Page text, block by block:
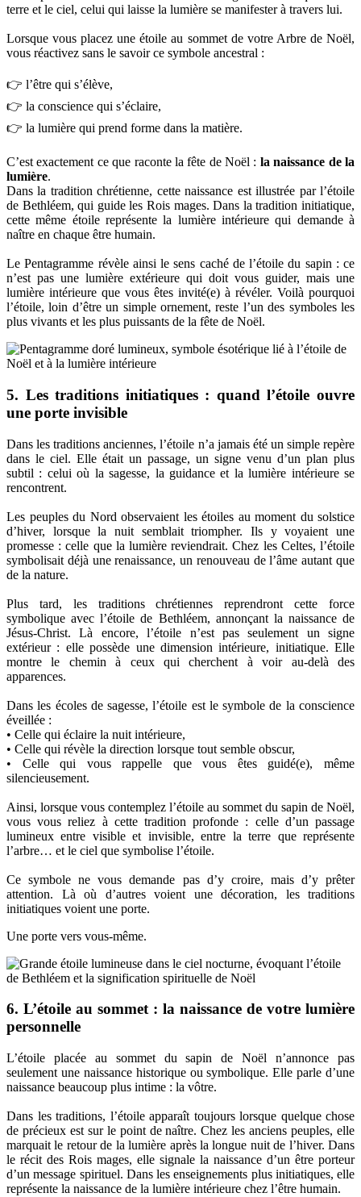
terre et le ciel, celui qui laisse la lumière se manifester à travers lui.
Lorsque vous placez une étoile au sommet de votre Arbre de Noël,
vous réactivez sans le savoir ce symbole ancestral :
👉 l’être qui s’élève,
👉 la conscience qui s’éclaire,
👉 la lumière qui prend forme dans la matière.
C’est exactement ce que raconte la fête de Noël : la naissance de la
lumière.
Dans la tradition chrétienne, cette naissance est illustrée par l’étoile
de Bethléem, qui guide les Rois mages. Dans la tradition initiatique,
cette même étoile représente la lumière intérieure qui demande à
naître en chaque être humain.
Le Pentagramme révèle ainsi le sens caché de l’étoile du sapin : ce
n’est pas une lumière extérieure qui doit vous guider, mais une
lumière intérieure que vous êtes invité(e) à révéler. Voilà pourquoi
l’étoile, loin d’être un simple ornement, reste l’un des symboles les
plus vivants et les plus puissants de la fête de Noël.
5. Les traditions initiatiques : quand l’étoile ouvre
une porte invisible
Dans les traditions anciennes, l’étoile n’a jamais été un simple repère
dans le ciel. Elle était un passage, un signe venu d’un plan plus
subtil : celui où la sagesse, la guidance et la lumière intérieure se
rencontrent.
Les peuples du Nord observaient les étoiles au moment du solstice
d’hiver, lorsque la nuit semblait triompher. Ils y voyaient une
promesse : celle que la lumière reviendrait. Chez les Celtes, l’étoile
symbolisait déjà une renaissance, un renouveau de l’âme autant que
de la nature.
Plus tard, les traditions chrétiennes reprendront cette force
symbolique avec l’étoile de Bethléem, annonçant la naissance de
Jésus-Christ. Là encore, l’étoile n’est pas seulement un signe
extérieur : elle possède une dimension intérieure, initiatique. Elle
montre le chemin à ceux qui cherchent à voir au-delà des
apparences.
Dans les écoles de sagesse, l’étoile est le symbole de la conscience
éveillée :
• Celle qui éclaire la nuit intérieure,
• Celle qui révèle la direction lorsque tout semble obscur,
• Celle qui vous rappelle que vous êtes guidé(e), même
silencieusement.
Ainsi, lorsque vous contemplez l’étoile au sommet du sapin de Noël,
vous vous reliez à cette tradition profonde : celle d’un passage
lumineux entre visible et invisible, entre la terre que représente
l’arbre… et le ciel que symbolise l’étoile.
Ce symbole ne vous demande pas d’y croire, mais d’y prêter
attention. Là où d’autres voient une décoration, les traditions
initiatiques voient une porte.
Une porte vers vous-même.
6. L’étoile au sommet : la naissance de votre lumière
personnelle
L’étoile placée au sommet du sapin de Noël n’annonce pas
seulement une naissance historique ou symbolique. Elle parle d’une
naissance beaucoup plus intime : la vôtre.
Dans les traditions, l’étoile apparaît toujours lorsque quelque chose
de précieux est sur le point de naître. Chez les anciens peuples, elle
marquait le retour de la lumière après la longue nuit de l’hiver. Dans
le récit des Rois mages, elle signale la naissance d’un être porteur
d’un message spirituel. Dans les enseignements plus initiatiques, elle
représente la naissance de la lumière intérieure chez l’être humain.